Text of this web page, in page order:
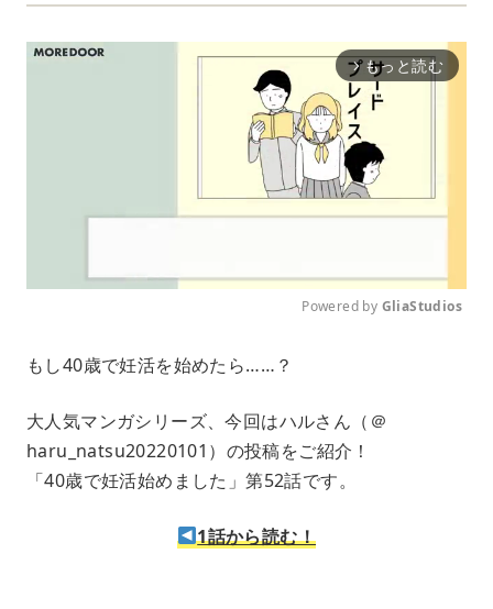
arrow_forward_ios もっと読む
Powered by GliaStudios
もし40歳で妊活を始めたら……？
大人気マンガシリーズ、今回はハルさん（＠
haru_natsu20220101）の投稿をご紹介！
「40歳で妊活始めました」第52話です。
1話から読む！